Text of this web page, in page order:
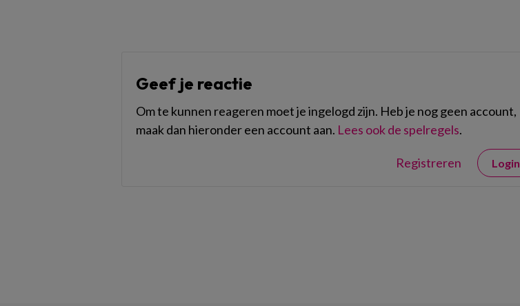
Geef je reactie
Om te kunnen reageren moet je ingelogd zijn. Heb je nog geen account,
maak dan hieronder een account aan. Lees ook de spelregels.
Registreren Login